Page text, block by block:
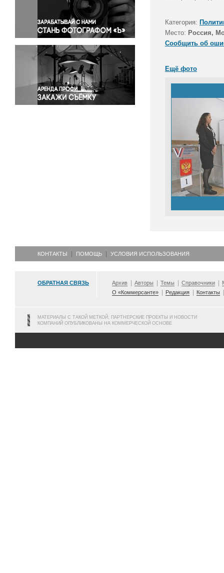
Правосудие
Происшествия и конфликты
Религия
Светская жизнь
Спорт
Экология
Экономика и бизнес
Категория:
Место: Россия,
Сообщить об
Ещё фото
КОНТАКТЫ ПОМОЩЬ УСЛОВИЯ ИСПОЛЬЗОВАНИЯ
ОБРАТНАЯ СВЯЗЬ Архив Авторы Темы Справочники
О «Коммерсанте»
Редакция Контакты
МАТЕРИАЛЫ С ТАКОЙ МЕТКОЙ, ПАРТНЕРСКИЕ ПРОЕКТЫ И НОВОСТИ
КОМПАНИЙ ОПУБЛИКОВАНЫ НА КОММЕРЧЕСКОЙ ОСНОВЕ